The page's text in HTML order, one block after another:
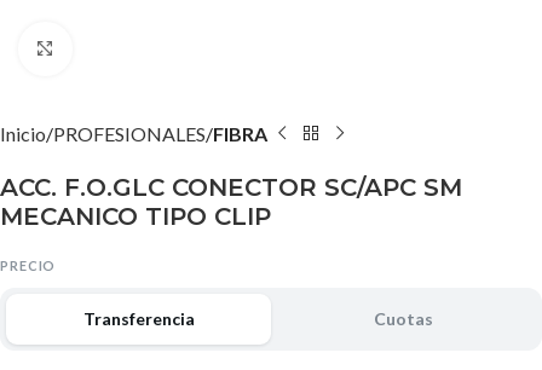
Inicio PROFESIONALES FIBRA
ACC. F.O.GLC CONECTOR SC/APC SM
MECANICO TIPO CLIP
PRECIO
Transferencia Cuotas